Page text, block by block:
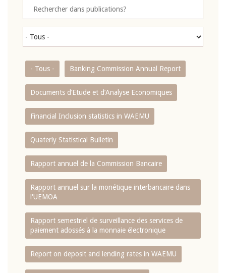
- Tous - Banking Commission Annual Report
Documents d’Etude et d’Analyse Economiques
Financial Inclusion statistics in WAEMU
Quaterly Statistical Bulletin
Rapport annuel de la Commission Bancaire
Rapport annuel sur la monétique interbancaire dans
l'UEMOA
Rapport semestriel de surveillance des services de
paiement adossés à la monnaie électronique
Report on deposit and lending rates in WAEMU